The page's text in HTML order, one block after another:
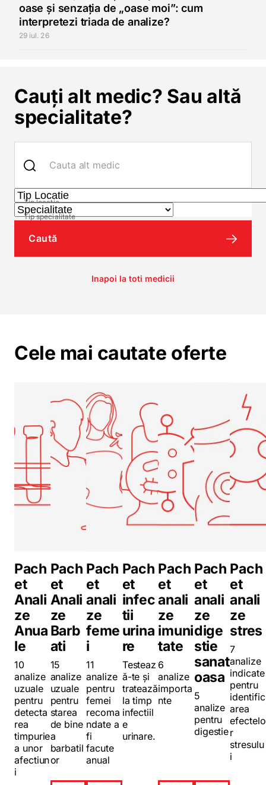
oase și senzația de „oase moi”: cum
interpretezi triada de analize?
29 iul. 26
Cauți alt medic? Sau altă
specialitate?
Caută
Inapoi la toti medicii
Cele mai cautate oferte
Pach
et
Anali
ze
Anua
le
10
analize
uzuale
pentru
detecta
rea
timpurie
a unor
afectiun
i
Pach
et
Anali
ze
Barb
ati
15
analize
uzuale
pentru
starea
de bine
a
barbatil
or
Pach
et
anali
ze
feme
i
11
analize
pentru
femei
recoma
ndate a
fi
facute
anual
Pach
et
infec
tii
urina
re
Testeaz
ă-te și
tratează
la timp
infectiil
e
urinare.
Pach
et
anali
ze
imuni
tate
6
analize
importa
nte
Pach
et
anali
ze
dige
stie
sanat
oasa
5
analize
pentru
digestie
Pach
et
anali
ze
stres
7
analize
indicate
pentru
identific
area
efectelo
r
stresulu
i